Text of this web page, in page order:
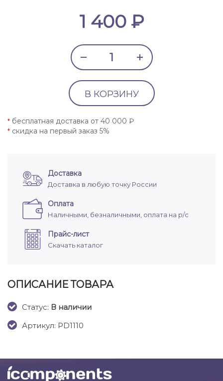
1 400 ₽
В КОРЗИНУ
* бесплатная доставка от 40 000 ₽
* скидка на первый заказ 5%
Доставка
Доставка в любую точку России
Оплата
Наличными, безналичными, оплата на р/с
Прайс-лист
Скачать каталог
ОПИСАНИЕ ТОВАРА
Cтатус: В наличии
Артикул: PD1110